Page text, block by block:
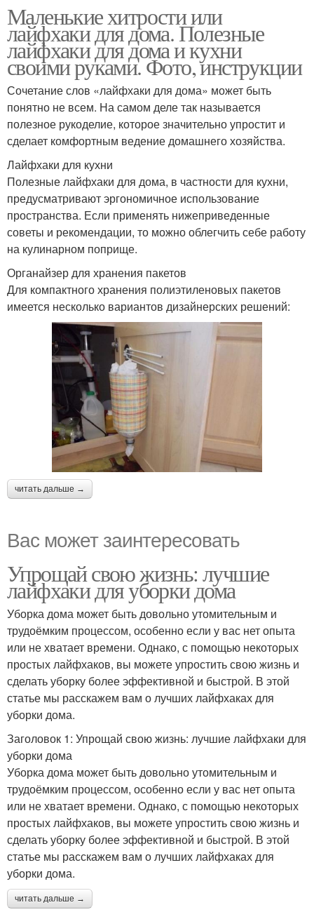
Маленькие хитрости или
лайфхаки для дома. Полезные
лайфхаки для дома и кухни
своими руками. Фото, инструкции
Сочетание слов «лайфхаки для дома» может быть
понятно не всем. На самом деле так называется
полезное рукоделие, которое значительно упростит и
сделает комфортным ведение домашнего хозяйства.
Лайфхаки для кухни
Полезные лайфхаки для дома, в частности для кухни,
предусматривают эргономичное использование
пространства. Если применять нижеприведенные
советы и рекомендации, то можно облегчить себе работу
на кулинарном поприще.
Органайзер для хранения пакетов
Для компактного хранения полиэтиленовых пакетов
имеется несколько вариантов дизайнерских решений:
читать дальше →
Вас может заинтересовать
Упрощай свою жизнь: лучшие
лайфхаки для уборки дома
Уборка дома может быть довольно утомительным и
трудоёмким процессом, особенно если у вас нет опыта
или не хватает времени. Однако, с помощью некоторых
простых лайфхаков, вы можете упростить свою жизнь и
сделать уборку более эффективной и быстрой. В этой
статье мы расскажем вам о лучших лайфхаках для
уборки дома.
Заголовок 1: Упрощай свою жизнь: лучшие лайфхаки для
уборки дома
Уборка дома может быть довольно утомительным и
трудоёмким процессом, особенно если у вас нет опыта
или не хватает времени. Однако, с помощью некоторых
простых лайфхаков, вы можете упростить свою жизнь и
сделать уборку более эффективной и быстрой. В этой
статье мы расскажем вам о лучших лайфхаках для
уборки дома.
читать дальше →